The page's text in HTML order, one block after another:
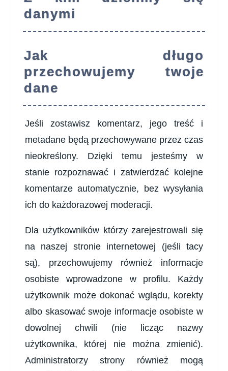
danymi
Jak długo
przechowujemy twoje
dane
Jeśli zostawisz komentarz, jego treść i
metadane będą przechowywane przez czas
nieokreślony. Dzięki temu jesteśmy w
stanie rozpoznawać i zatwierdzać kolejne
komentarze automatycznie, bez wysyłania
ich do każdorazowej moderacji.
Dla użytkowników którzy zarejestrowali się
na naszej stronie internetowej (jeśli tacy
są), przechowujemy również informacje
osobiste wprowadzone w profilu. Każdy
użytkownik może dokonać wglądu, korekty
albo skasować swoje informacje osobiste w
dowolnej chwili (nie licząc nazwy
użytkownika, której nie można zmienić).
Administratorzy strony również mogą